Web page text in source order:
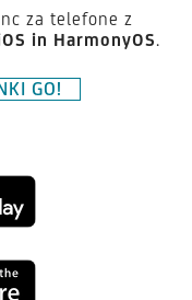
za telefone z
in HarmonyOS.
GO!